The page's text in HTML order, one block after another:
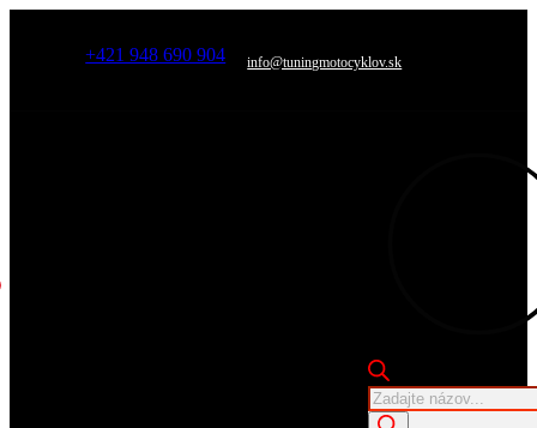
+421 948 690 904 info@tuningmotocyklov.sk
Products
search